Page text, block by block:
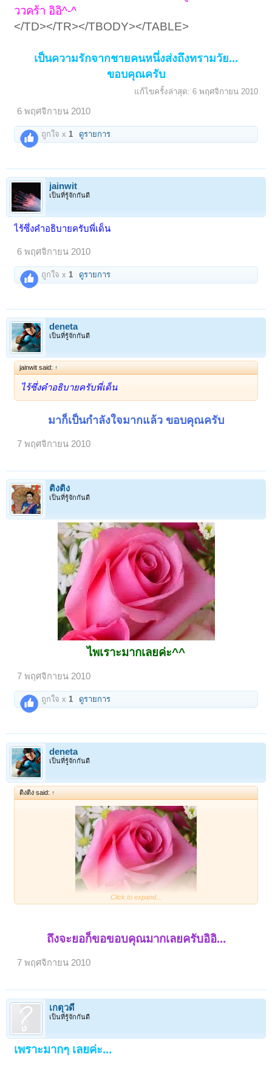
ววคร้า อิอิ^-^
</TD></TR></TBODY></TABLE>
เป็นความรักจากชายคนหนึ่งส่งถึงทรามวัย...
ขอบคุณครับ
แก้ไขครั้งล่าสุด: 6 พฤศจิกายน 2010
6 พฤศจิกายน 2010
ถูกใจ x 1 ดูรายการ
jainwit
เป็นที่รู้จักกันดี
ไร้ซึ่งคำอธิบายครับพี่เด็น
6 พฤศจิกายน 2010
ถูกใจ x1 ดูรายการ
deneta
เป็นที่รู้จักกันดี
jainwit said: ↑
ไร้ซึ่งคำอธิบายครับพี่เด็น
มาก็เป็นกำลังใจมากแล้ว ขอบคุณครับ
7 พฤศจิกายน 2010
ติงติง
เป็นที่รู้จักกันดี
ไพเราะมากเลยค่ะ^^
7 พฤศจิกายน 2010
ถูกใจ x1 ดูรายการ
deneta
เป็นที่รู้จักกันดี
ติงติง said: ↑
Click to expand...
ถึงจะยอก็ขอขอบคุณมากเลยครับอิอิ...
7 พฤศจิกายน 2010
เกตุวดี
เป็นที่รู้จักกันดี
เพราะมากๆ เลยค่ะ...